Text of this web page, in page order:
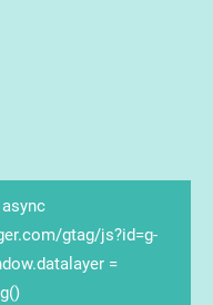
gtag/js?id=g-
=